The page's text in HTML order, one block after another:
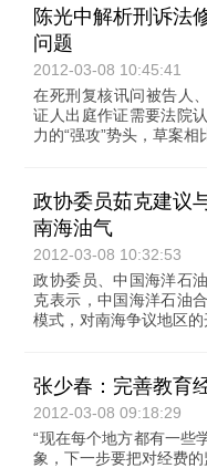
陈光中解析刑诉法
问题
2012-03-08 10:45:41
在死刑复核讯问被告人
证人出庭作证需要法院
力的“强攻”势头，草案相
政协委员茹克建议
南海油气
2012-03-08 10:32:53
政协委员、中国海洋石
克表示，中国海洋石油
模式，对南海争议地区
张少春：完善教育
2012-03-08 09:18:29
“现在每个地方都有一些
象，下一步要把对经费